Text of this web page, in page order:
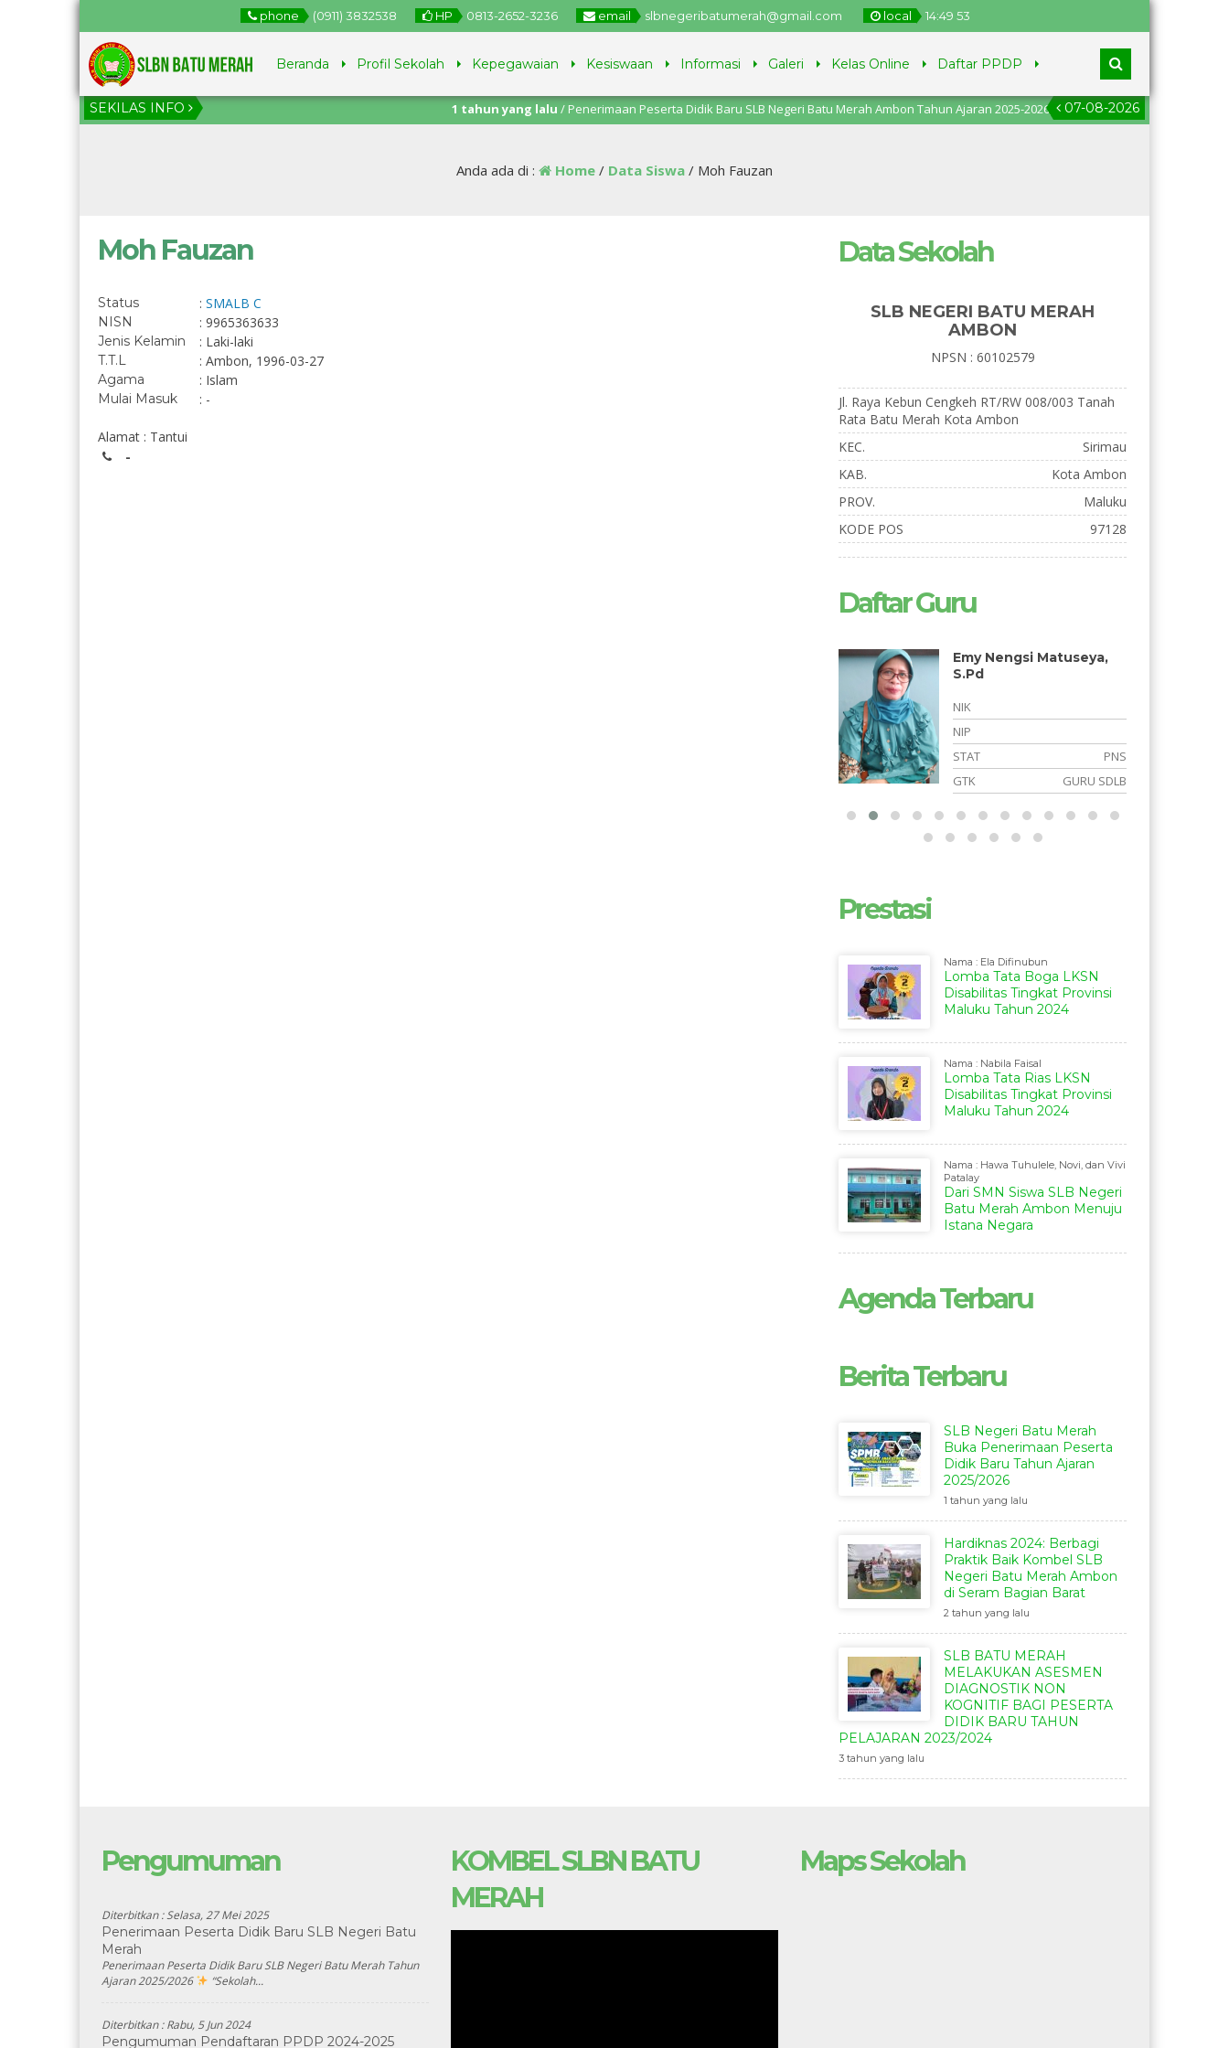
phone (0911) 3832538 HP 0813-2652-3236 email slbnegeribatumerah@gmail.com local 14:49 54
Beranda Profil Sekolah Kepegawaian Kesiswaan Informasi Galeri Kelas Online Daftar PPDP
SEKILAS INFO 07-08-2026
1 tahun yang lalu/ Penerimaan Peserta Didik Baru SLB Negeri Batu Merah Ambon Tahun Ajaran 2025-2026, pendaftaran dari tanggal 2
Juni – 11 Juli 2025.
Anda ada di : Home / Data Siswa / Moh Fauzan
Moh Fauzan
Status : SMALB C
NISN : 9965363633
Jenis Kelamin : Laki-laki
T.T.L : Ambon, 1996-03-27
Agama : Islam
Mulai Masuk : -
Alamat : Tantui
-
Data Sekolah
SLB NEGERI BATU MERAH
AMBON
NPSN : 60102579
Jl. Raya Kebun Cengkeh RT/RW 008/003 Tanah
Rata Batu Merah Kota Ambon
KEC.
Sirimau
KAB.
Kota Ambon
PROV.
Maluku
KODE POS
97128
Daftar Guru
Emy Nengsi Matuseya,
S.Pd
NIK
NIP
STAT
PNS
GTK
GURU SDLB
Prestasi
Nama : Ela Difinubun
Lomba Tata Boga LKSN
Disabilitas Tingkat Provinsi
Maluku Tahun 2024
Nama : Nabila Faisal
Lomba Tata Rias LKSN
Disabilitas Tingkat Provinsi
Maluku Tahun 2024
Nama : Hawa Tuhulele, Novi, dan Vivi
Patalay
Dari SMN Siswa SLB Negeri
Batu Merah Ambon Menuju
Istana Negara
Agenda Terbaru
Berita Terbaru
SLB Negeri Batu Merah
Buka Penerimaan Peserta
Didik Baru Tahun Ajaran
2025/2026
1 tahun yang lalu
Hardiknas 2024: Berbagi
Praktik Baik Kombel SLB
Negeri Batu Merah Ambon
di Seram Bagian Barat
2 tahun yang lalu
SLB BATU MERAH
MELAKUKAN ASESMEN
DIAGNOSTIK NON
KOGNITIF BAGI PESERTA
DIDIK BARU TAHUN
PELAJARAN 2023/2024
3 tahun yang lalu
Pengumuman
Diterbitkan :Selasa, 27 Mei 2025
Penerimaan Peserta Didik Baru SLB Negeri Batu
Merah
Penerimaan Peserta Didik Baru SLB Negeri Batu Merah Tahun
Ajaran 2025/2026
“Sekolah...
Diterbitkan :Rabu, 5 Jun 2024
Pengumuman Pendaftaran PPDP 2024-2025
KOMBEL SLBN BATU
MERAH
Maps Sekolah